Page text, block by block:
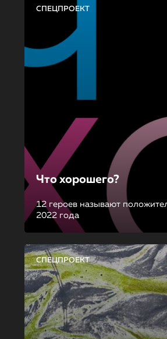
СПЕЦПРОЕКТ
Что хорошего?
12 героев называют
2022 года
СПЕЦПРОЕКТ